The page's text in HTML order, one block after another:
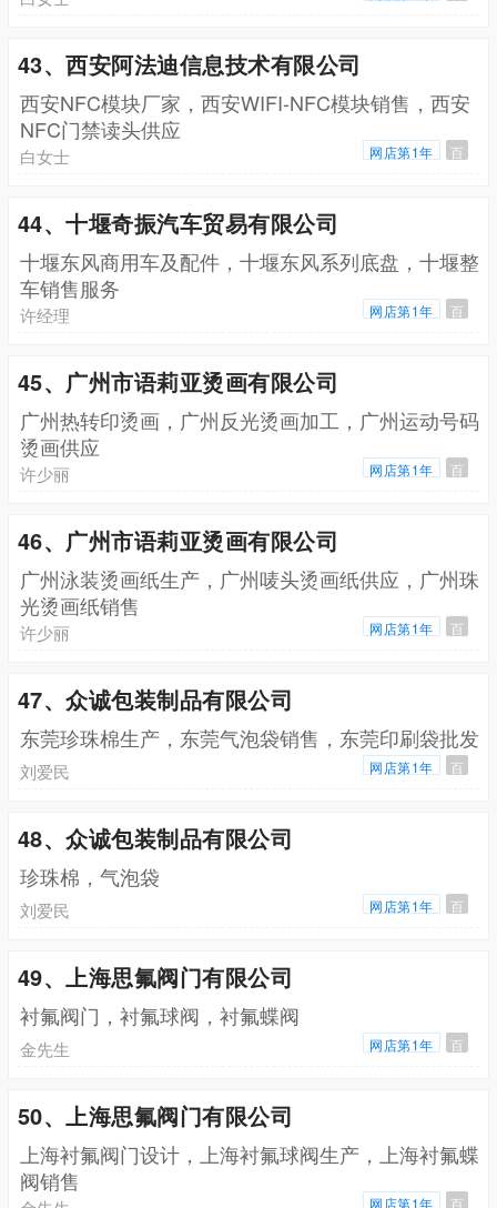
43、西安阿法迪信息技术有限公司
西安NFC模块厂家，西安WIFI-NFC模块销售，西安
NFC门禁读头供应
白女士 网店第1年 百
44、十堰奇振汽车贸易有限公司
十堰东风商用车及配件，十堰东风系列底盘，十堰整
车销售服务
许经理 网店第1年 百
45、广州市语莉亚烫画有限公司
广州热转印烫画，广州反光烫画加工，广州运动号码
烫画供应
许少丽 网店第1年 百
46、广州市语莉亚烫画有限公司
广州泳装烫画纸生产，广州唛头烫画纸供应，广州珠
光烫画纸销售
许少丽 网店第1年 百
47、众诚包装制品有限公司
东莞珍珠棉生产，东莞气泡袋销售，东莞印刷袋批发
刘爱民 网店第1年 百
48、众诚包装制品有限公司
珍珠棉，气泡袋
刘爱民 网店第1年 百
49、上海思氟阀门有限公司
衬氟阀门，衬氟球阀，衬氟蝶阀
金先生 网店第1年 百
50、上海思氟阀门有限公司
上海衬氟阀门设计，上海衬氟球阀生产，上海衬氟蝶
阀销售
网店第1年 百